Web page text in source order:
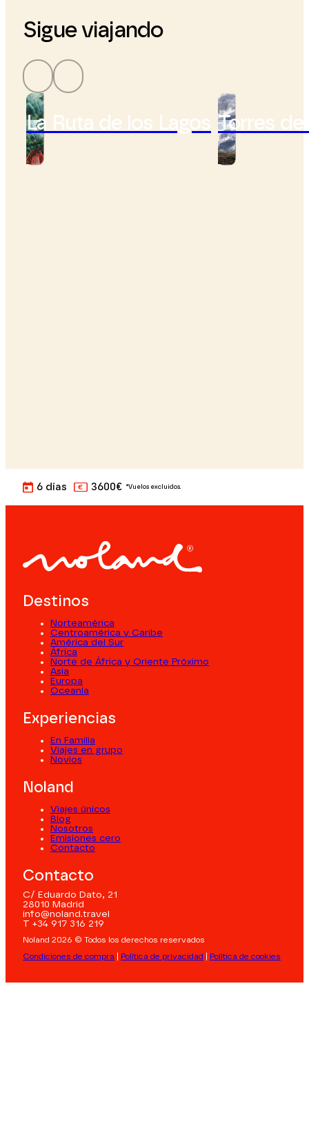
Sigue viajando
La Ruta de los Lagos Torres
6 días 3600€ *Vuelos excluidos.
Destinos
Norteamérica
Centroamérica y Caribe
América del Sur
África
Norte de África y Oriente Próximo
Asia
Europa
Oceanía
Experiencias
En Familia
Viajes en grupo
Novios
Noland
Viajes únicos
Blog
Nosotros
Emisiones cero
Contacto
Contacto
C/ Eduardo Dato, 21
28010 Madrid
info@noland.travel
T +34 917 316 219
Noland 2026 © Todos los derechos reservados
Condiciones de compra
Política de privacidad Política de cookies